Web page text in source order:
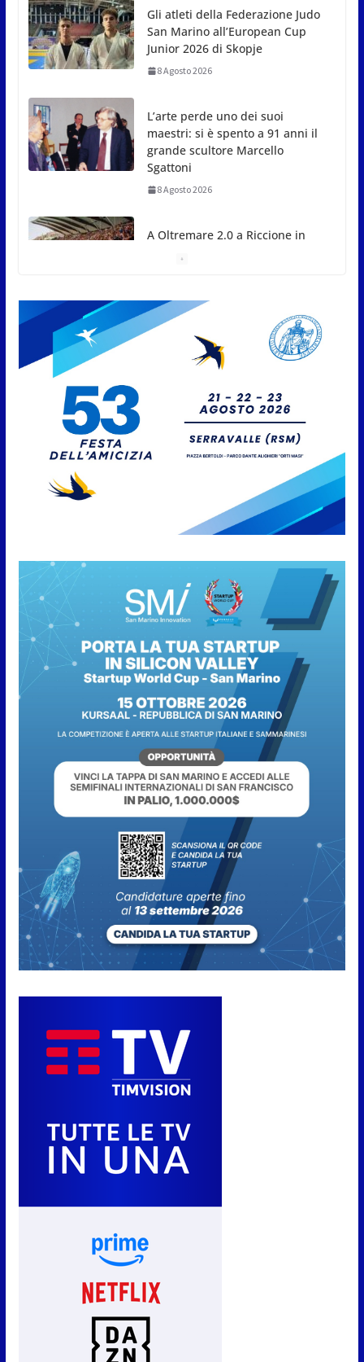
L’arte perde uno dei suoi
maestri: si è spento a 91 anni il
grande scultore Marcello
Sgattoni
A Oltremare 2.0 a Riccione in
migliaia per incontrare i
DinsiemE
8 Agosto 2026
Inaugurato il nuovo Parco
San Marino. “Cena Tramonto &
Live” una serata di
divertimento, arte, buona
Con la firma e la regia di
Fun4all
8 Agosto 2026
Gli atleti della Federazione Judo
San Marino all’European Cup
Junior 2026 di Skopje